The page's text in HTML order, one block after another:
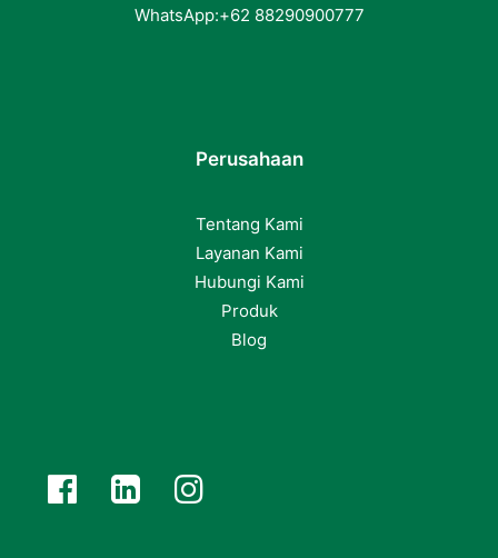
WhatsApp:+62 88290900777
Perusahaan
Tentang Kami
Layanan Kami
Hubungi Kami
Produk
Blog